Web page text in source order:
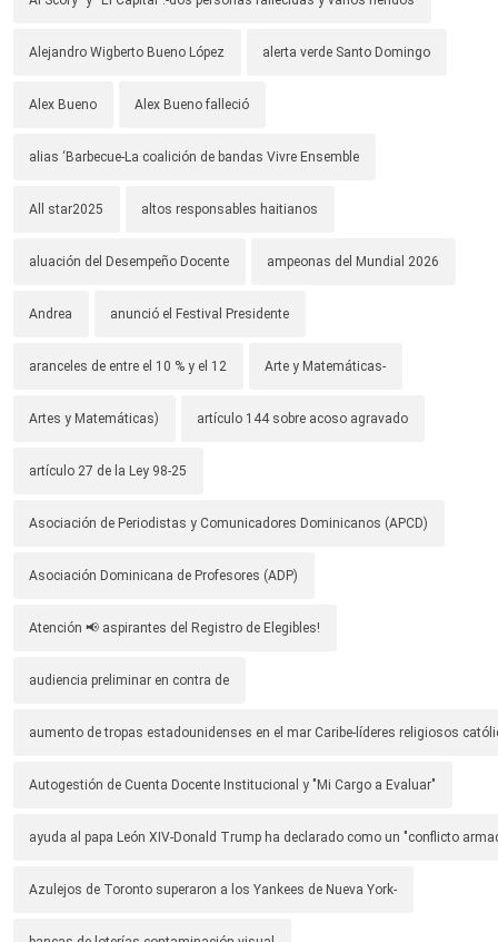
Alejandro Wigberto Bueno López alerta verde Santo Domingo
Alex Bueno Alex Bueno falleció
alias ‘Barbecue-La coalición de bandas Vivre Ensemble
All star2025 altos responsables haitianos
aluación del Desempeño Docente ampeonas del Mundial 2026
Andrea anunció el Festival Presidente
aranceles de entre el 10 % y el 12 Arte y Matemáticas-
Artes y Matemáticas) artículo 144 sobre acoso agravado
artículo 27 de la Ley 98-25
Asociación de Periodistas y Comunicadores Dominicanos (APCD)
Asociación Dominicana de Profesores (ADP)
Atención 📢 aspirantes del Registro de Elegibles!
audiencia preliminar en contra de
aumento de tropas estadounidenses en el mar Caribe-líderes religiosos
Autogestión de Cuenta Docente Institucional y "Mi Cargo a Evaluar"
ayuda al papa León XIV-Donald Trump ha declarado como un "conflicto
Azulejos de Toronto superaron a los Yankees de Nueva York-